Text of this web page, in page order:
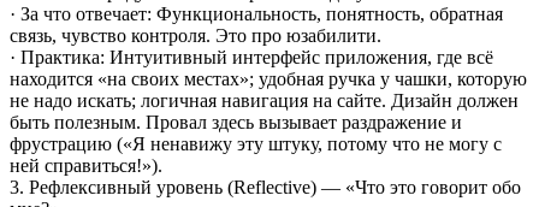
· За что отвечает: Функциональность, понятность, обратная
связь, чувство контроля. Это про юзабилити.
· Практика: Интуитивный интерфейс приложения, где всё
находится «на своих местах»; удобная ручка у чашки, которую
не надо искать; логичная навигация на сайте. Дизайн должен
быть полезным. Провал здесь вызывает раздражение и
фрустрацию («Я ненавижу эту штуку, потому что не могу с
ней справиться!»).
3. Рефлексивный уровень (Reflective) — «Что это говорит обо